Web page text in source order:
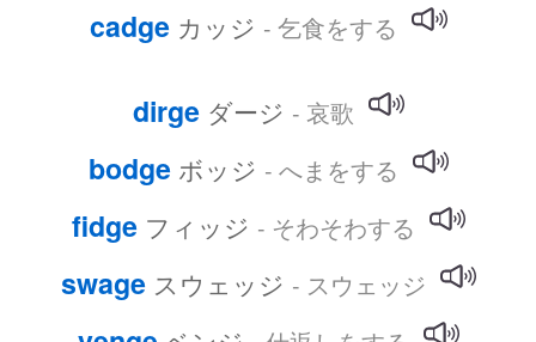
cadge カッジ - 乞食をする
dirge ダージ - 哀歌
bodge ボッジ - へまをする
fidge フィッジ - そわそわする
swage スウェッジ - スウェッジ